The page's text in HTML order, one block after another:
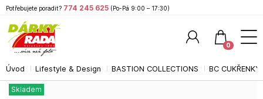
Úvod Lifestyle & Design BASTION COLLECTIONS BC
Skladem
Potřebujete poradit? 774 245 625 (Po-Pá 9:00 – 17:30)
0